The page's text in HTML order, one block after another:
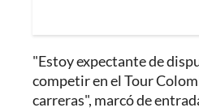
"Estoy expectante de
competir en el Tour
carreras", marcó de